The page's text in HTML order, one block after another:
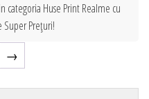
Huse Print Realme cu
Super Prețuri!
→